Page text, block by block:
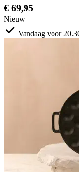
€ 69,95
Nieuw
Vandaag voor